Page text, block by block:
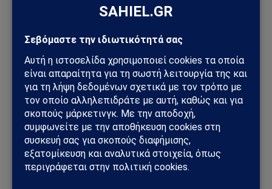
Facebook
X
(Twitter)
InstagramTumblr
Το Sahiel.gr είναι ανεξάρτητη ψηφιακή πύλη ενημέρωσης
και ανάλυσης με έμφαση στη γεωπολιτική, τη διεθνή
ασφάλεια, τα εθνικά ζητήματα και τις διεθνείς εξελίξεις
που επηρεάζουν την Ελλάδα και τον ευρύτερο ελληνισμό.
ΔΕΙΤΕ ΕΠΙΣΗΣ →